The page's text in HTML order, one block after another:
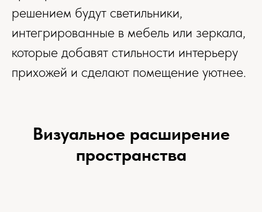
решением будут светильники,
интегрированные в мебель или зеркала,
которые добавят стильности интерьеру
прихожей и сделают помещение уютнее.
Визуальное расширение
пространства